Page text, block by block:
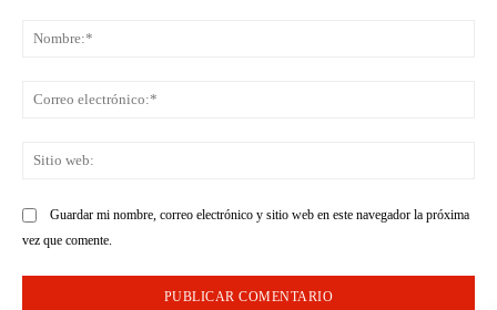
Guardar mi nombre, correo electrónico y sitio web en este navegador la próxima
vez que comente.